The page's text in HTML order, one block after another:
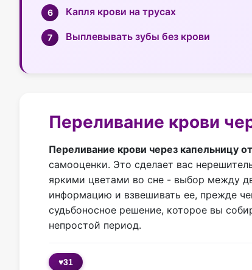
Капля крови на трусах
Выплевывать зубы без крови
Переливание крови
Переливание крови через капельницу
самооценки. Это сделает вас
яркими цветами во сне - выбор между
информацию и взвешивать ее, прежде
судьбоносное решение, которое вы
непростой период.
♥31